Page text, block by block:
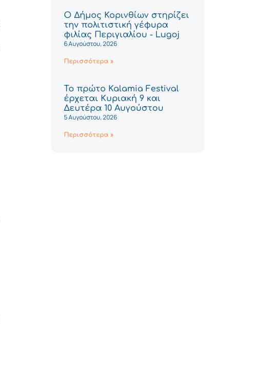
Ο Δήμος Κορινθίων στηρίζει
την πολιτιστική γέφυρα
φιλίας Περιγιαλίου - Lugoj
6 Αυγούστου, 2026
Περισσότερα »
Το πρώτο Kalamia Festival
έρχεται Κυριακή 9 και
Δευτέρα 10 Αυγούστου
5 Αυγούστου, 2026
Περισσότερα »